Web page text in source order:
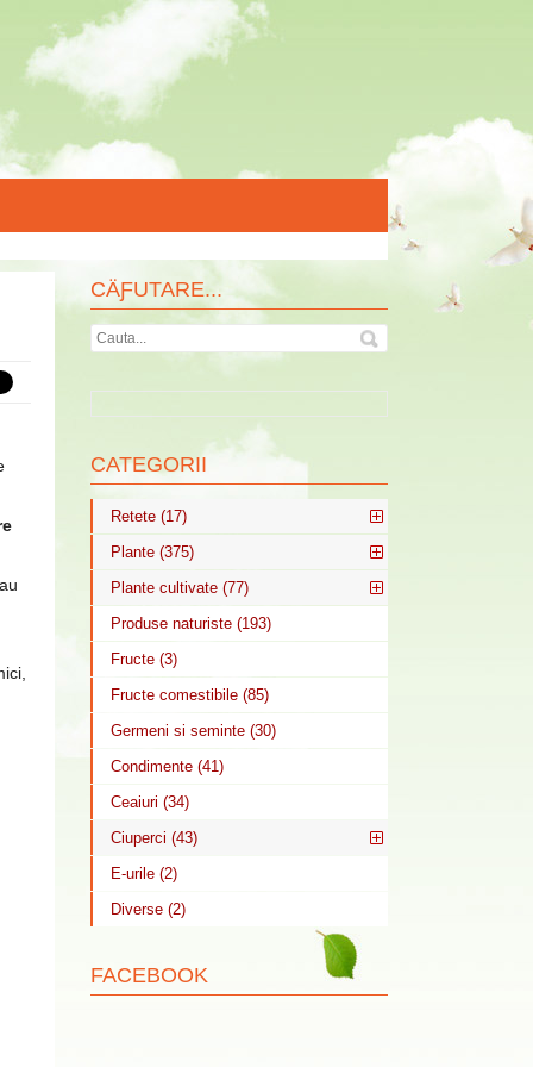
CÄƑUTARE...
CATEGORII
Retete (17)
Plante (375)
Plante cultivate (77)
Produse naturiste (193)
Fructe (3)
Fructe comestibile (85)
Germeni si seminte (30)
Condimente (41)
Ceaiuri (34)
Ciuperci (43)
E-urile (2)
Diverse (2)
FACEBOOK